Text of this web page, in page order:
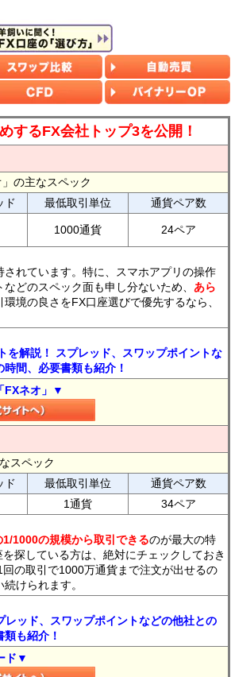
するFX会社トップ3を公開！
の主なスペック
ド 最低取引単位
通貨ペア数
1000通貨 24ペア
れています。特に、スマホアプリの操作
どのスペック面も申し分ないため、 あら
環境の良さをFX口座選びで優先するなら、
を解説！ スプレッド、スワップポイントな
間、必要書類も紹介！
FXネオ」▼
スペック
ド 最低取引単位
通貨ペア数
1通貨
34ペア
1/1000の規模から取引できるのが最大の特
探している方は、絶対にチェックしておき
の取引で1000万通貨まで注文が出せるの
けられます。
ッド、スワップポイントなどの他社との
も紹介！
ド▼